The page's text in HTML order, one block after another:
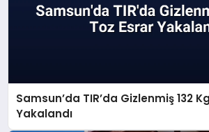
Samsun’da TIR’da Gizlenmiş 132
Yakalandı